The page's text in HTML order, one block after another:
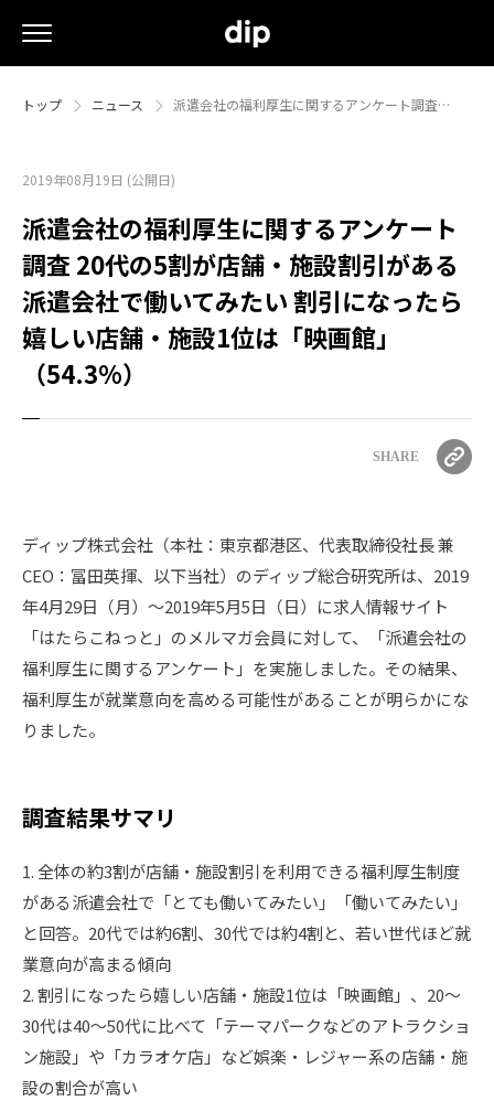
トップ ニュース 派遣会社の福利厚生に関するアンケート調査…
2019年08月19日 (公開日)
派遣会社の福利厚生に関するアンケート
調査 20代の5割が店舗・施設割引がある
派遣会社で働いてみたい 割引になったら
嬉しい店舗・施設1位は「映画館」
（54.3%）
SHARE
ディップ株式会社（本社：東京都港区、代表取締役社長 兼
CEO：冨田英揮、以下当社）のディップ総合研究所は、2019
年4月29日（月）～2019年5月5日（日）に求人情報サイト
「はたらこねっと」のメルマガ会員に対して、「派遣会社の
福利厚生に関するアンケート」を実施しました。その結果、
福利厚生が就業意向を高める可能性があることが明らかにな
りました。
調査結果サマリ
1. 全体の約3割が店舗・施設割引を利用できる福利厚生制度
がある派遣会社で「とても働いてみたい」「働いてみたい」
と回答。20代では約6割、30代では約4割と、若い世代ほど就
業意向が高まる傾向
2. 割引になったら嬉しい店舗・施設1位は「映画館」、20～
30代は40～50代に比べて「テーマパークなどのアトラクショ
ン施設」や「カラオケ店」など娯楽・レジャー系の店舗・施
設の割合が高い